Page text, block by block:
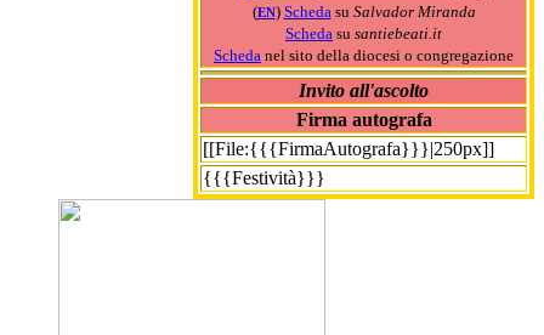
(EN) Scheda su Salvador Miranda
Scheda su santiebeati.it
Scheda nel sito della diocesi o congregazione
Invito all'ascolto
Firma autografa
[[File:{{{FirmaAutografa}}}|250px]]
{{{Festività}}}